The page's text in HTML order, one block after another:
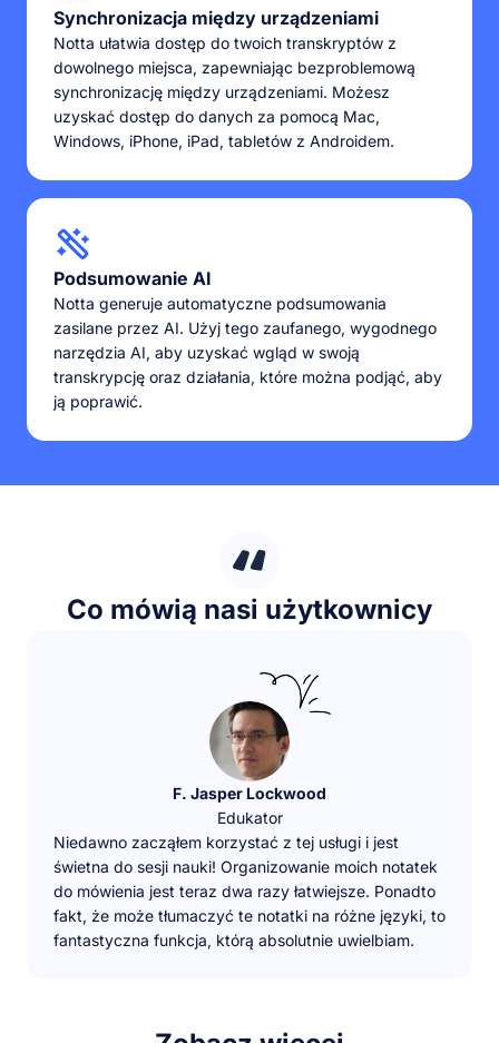
Synchronizacja między urządzeniami
Notta ułatwia dostęp do twoich transkryptów z
dowolnego miejsca, zapewniając bezproblemową
synchronizację między urządzeniami. Możesz
uzyskać dostęp do danych za pomocą Mac,
Windows, iPhone, iPad, tabletów z Androidem.
Podsumowanie AI
Notta generuje automatyczne podsumowania
zasilane przez AI. Użyj tego zaufanego, wygodnego
narzędzia AI, aby uzyskać wgląd w swoją
transkrypcję oraz działania, które można podjąć, aby
ją poprawić.
Co mówią nasi użytkownicy
F. Jasper Lockwood
Edukator
Niedawno zacząłem korzystać z tej usługi i jest
świetna do sesji nauki! Organizowanie moich notatek
do mówienia jest teraz dwa razy łatwiejsze. Ponadto
fakt, że może tłumaczyć te notatki na różne języki, to
fantastyczna funkcja, którą absolutnie uwielbiam.